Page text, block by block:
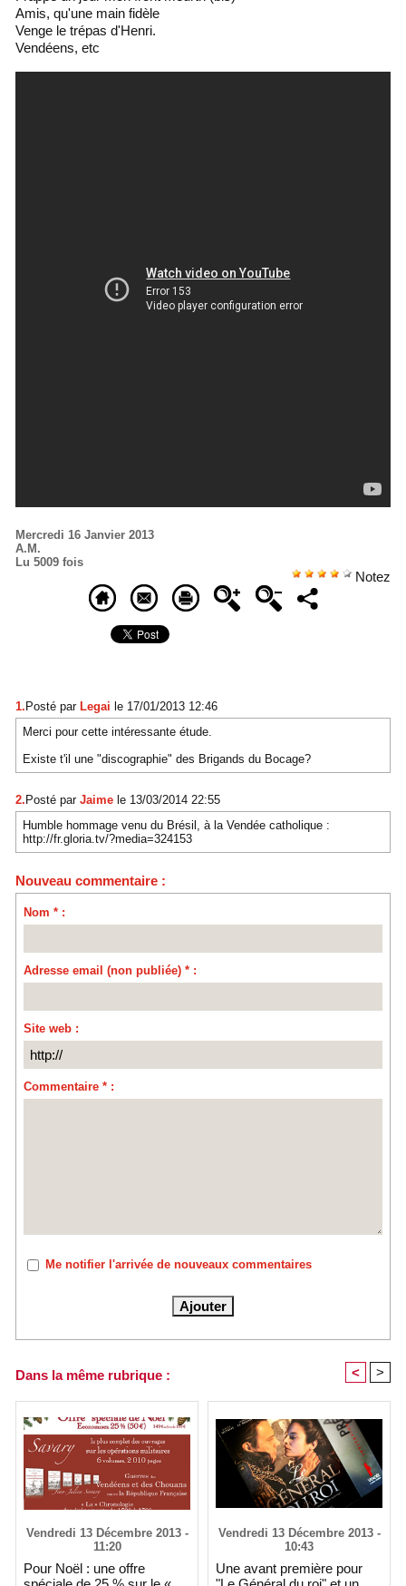
Amis, qu'une main fidèle
Venge le trépas d'Henri.
Vendéens, etc
Mercredi 16 Janvier 2013
A.M.
Lu 5009 fois
Notez
1. Posté par Legai le 17/01/2013 12:46
Merci pour cette intéressante étude.
Existe t'il une "discographie" des Brigands du Bocage?
2. Posté par Jaime le 13/03/2014 22:55
Humble hommage venu du Brésil, à la Vendée catholique :
http://fr.gloria.tv/?media=324153
Nouveau commentaire :
Nom * :
Adresse email (non publiée) * :
Site web :
Commentaire * :
Me notifier l'arrivée de nouveaux commentaires
Dans la même rubrique : < >
Vendredi 13 Décembre 2013 -
11:20
Pour Noël : une offre
Vendredi 13 Décembre 2013 -
10:43
Une avant première pour